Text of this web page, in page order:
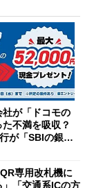
社が「ドコモの
不満を吸収？
が「SBIの銀
専用改札機に
「交通系ICの方